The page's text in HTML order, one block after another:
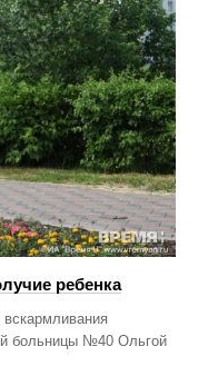
ребенка
больницы №40 Ольгой